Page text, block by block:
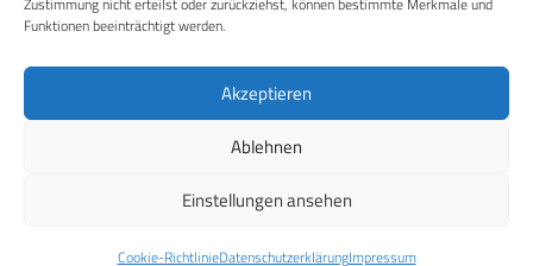
Funktionen beeinträchtigt werden.
Akzeptieren
Ablehnen
Einstellungen ansehen
Cookie-RichtlinieDatenschutzerklärungImpressum
Cookie-Richtlinie (EU)
© 2026 CPM GmbH – Alle Rechte vorbehalten